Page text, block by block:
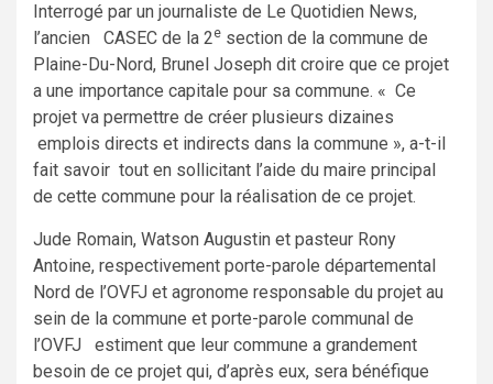
Interrogé par un journaliste de Le Quotidien News,
l’ancien CASEC de la 2e section de la commune de
Plaine-Du-Nord, Brunel Joseph dit croire que ce projet
a une importance capitale pour sa commune. « Ce
projet va permettre de créer plusieurs dizaines
emplois directs et indirects dans la commune », a-t-il
fait savoir tout en sollicitant l’aide du maire principal
de cette commune pour la réalisation de ce projet.
Jude Romain, Watson Augustin et pasteur Rony
Antoine, respectivement porte-parole départemental
Nord de l’OVFJ et agronome responsable du projet au
sein de la commune et porte-parole communal de
l’OVFJ estiment que leur commune a grandement
besoin de ce projet qui, d’après eux, sera bénéfique